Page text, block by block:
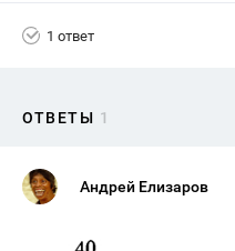
1 ответ
ОТВЕТЫ 1
Андрей Елизаров